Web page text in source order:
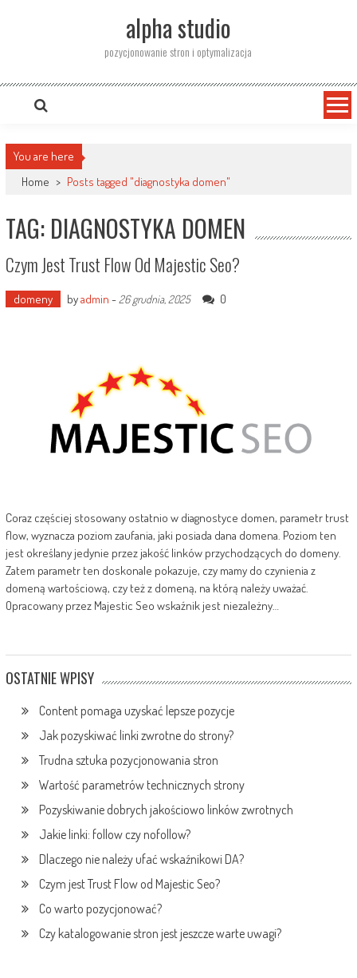
alpha studio
pozycjonowanie stron i optymalizacja
You are here
Home > Posts tagged "diagnostyka domen"
TAG: DIAGNOSTYKA DOMEN
Czym Jest Trust Flow Od Majestic Seo?
domeny byadmin - 26 grudnia, 2025 0
Coraz częściej stosowany ostatnio w diagnostyce domen, parametr trust
flow, wyznacza poziom zaufania, jaki posiada dana domena. Poziom ten
jest określany jedynie przez jakość linków przychodzących do domeny.
Zatem parametr ten doskonale pokazuje, czy mamy do czynienia z
domeną wartościową, czy też z domeną, na którą należy uważać.
Opracowany przez Majestic Seo wskaźnik jest niezależny…
OSTATNIE WPISY
Content pomaga uzyskać lepsze pozycje
Jak pozyskiwać linki zwrotne do strony?
Trudna sztuka pozycjonowania stron
Wartość parametrów technicznych strony
Pozyskiwanie dobrych jakościowo linków zwrotnych
Jakie linki: follow czy nofollow?
Dlaczego nie należy ufać wskaźnikowi DA?
Czym jest Trust Flow od Majestic Seo?
Co warto pozycjonować?
Czy katalogowanie stron jest jeszcze warte uwagi?